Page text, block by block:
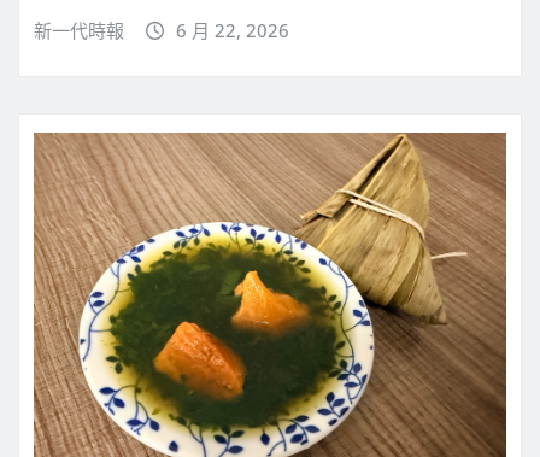
新一代時報 6 月 22, 2026